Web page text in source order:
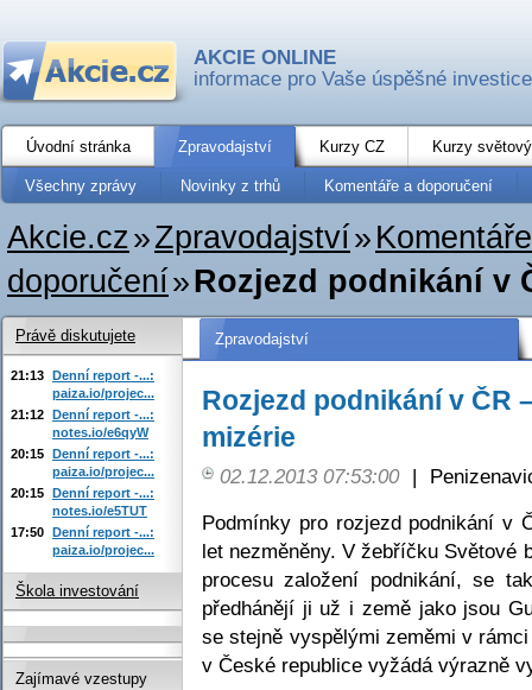
AKCIE ONLINE
informace pro Vaše úspěšné investice
Úvodní stránka Zpravodajství Kurzy CZ Kurzy
Všechny zprávy Novinky z trhů Komentáře a doporučení
Akcie.cz»Zpravodajství»
doporučení»Rozjezd podnikání v
Zpravodajství
Rozjezd podnikání v ČR
mizérie
02.12.2013 07:53:00 |
Podmínky pro rozjezd podnikání v
let nezměněny. V žebříčku Světové
procesu založení podnikání, se
předhánějí ji už i země jako jsou
se stejně vyspělými zeměmi v
v České republice vyžádá výrazně
Právě diskutujete
21:13 Denní report -...:
paiza.io/projec...
21:12 Denní report -...:
notes.io/e6qyW
20:15 Denní report -...:
paiza.io/projec...
20:15 Denní report -...:
notes.io/e5TUT
17:50 Denní report -...:
paiza.io/projec...
Škola investování
Zajímavé vzestupy